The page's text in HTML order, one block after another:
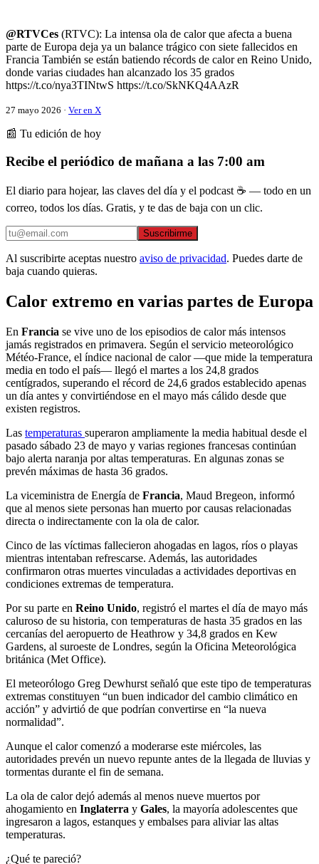
@RTVCes (RTVC): La intensa ola de calor que afecta a buena
parte de Europa deja ya un balance trágico con siete fallecidos en
Francia También se están batiendo récords de calor en Reino Unido,
donde varias ciudades han alcanzado los 35 grados
https://t.co/nya3TINtwS https://t.co/SkNKQ4AAzR
27 mayo 2026 · Ver en X
📰 Tu edición de hoy
Recibe el periódico de mañana a las 7:00 am
El diario para hojear, las claves del día y el podcast ☕ — todo en un
correo, todos los días. Gratis, y te das de baja con un clic.
Suscribirme
Al suscribirte aceptas nuestro aviso de privacidad. Puedes darte de
baja cuando quieras.
Calor extremo en varias partes de Europa
En Francia se vive uno de los episodios de calor más intensos
jamás registrados en primavera. Según el servicio meteorológico
Météo-France, el índice nacional de calor —que mide la temperatura
media en todo el país— llegó el martes a los 24,8 grados
centígrados, superando el récord de 24,6 grados establecido apenas
un día antes y convirtiéndose en el mayo más cálido desde que
existen registros.
Las temperaturas superaron ampliamente la media habitual desde el
pasado sábado 23 de mayo y varias regiones francesas continúan
bajo alerta naranja por altas temperaturas. En algunas zonas se
prevén máximas de hasta 36 grados.
La viceministra de Energía de Francia, Maud Bregeon, informó
que al menos siete personas han muerto por causas relacionadas
directa o indirectamente con la ola de calor.
Cinco de las víctimas fallecieron ahogadas en lagos, ríos o playas
mientras intentaban refrescarse. Además, las autoridades
confirmaron otras muertes vinculadas a actividades deportivas en
condiciones extremas de temperatura.
Por su parte en Reino Unido, registró el martes el día de mayo más
caluroso de su historia, con temperaturas de hasta 35 grados en las
cercanías del aeropuerto de Heathrow y 34,8 grados en Kew
Gardens, al suroeste de Londres, según la Oficina Meteorológica
británica (Met Office).
El meteorólogo Greg Dewhurst señaló que este tipo de temperaturas
extremas constituyen “un buen indicador del cambio climático en
acción” y advirtió de que podrían convertirse en “la nueva
normalidad”.
Aunque el calor comenzó a moderarse este miércoles, las
autoridades prevén un nuevo repunte antes de la llegada de lluvias y
tormentas durante el fin de semana.
La ola de calor dejó además al menos nueve muertos por
ahogamiento en Inglaterra y Gales, la mayoría adolescentes que
ingresaron a lagos, estanques y embalses para aliviar las altas
temperaturas.
¿Qué te pareció?